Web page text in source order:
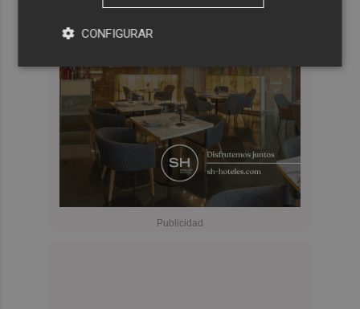
CONFIGURAR